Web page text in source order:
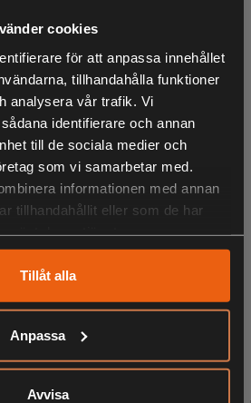
cookies
för att anpassa innehållet
tillhandahålla funktioner
analysera vår trafik. Vi
identifierare och annan
till de sociala medier och
som vi samarbetar med.
informationen med annan
tillhandahållit eller som de har
Tillåt alla
Anpassa
Avvisa
PRODUKTER
TILLSAMMANS
OCKSÅ TITTAT PÅ
PRODUKTER